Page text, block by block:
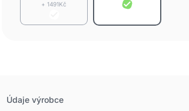
+ 1491Kč
Údaje výrobce